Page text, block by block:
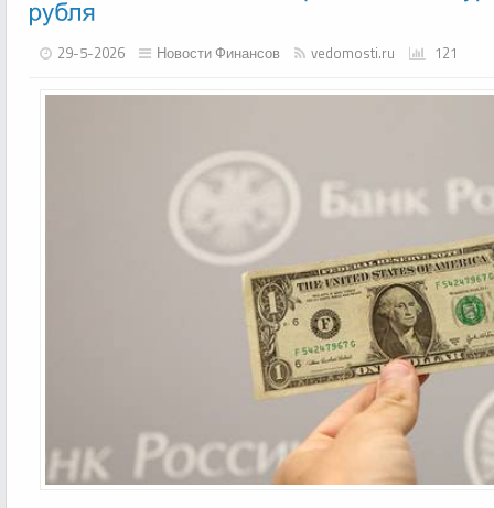
29-5-2026 Новости Финансов vedomosti.ru 121